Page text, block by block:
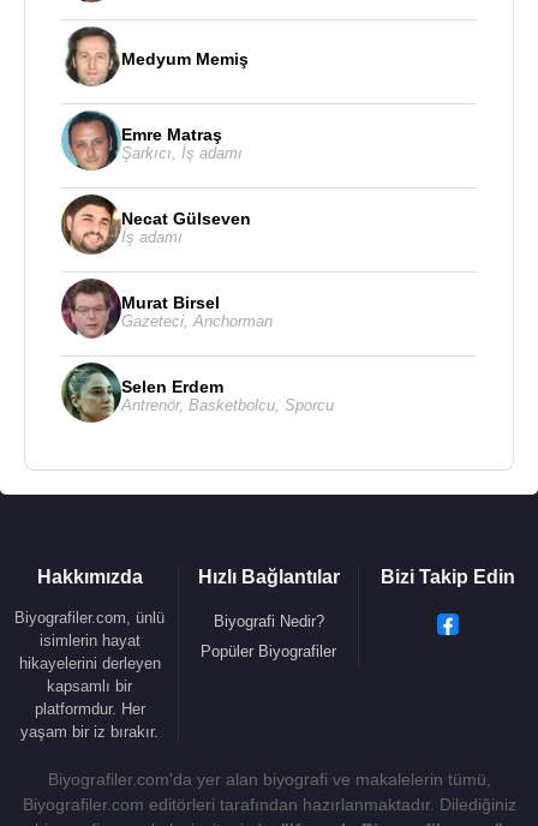
Medyum Memiş
Emre Matraş
Şarkıcı İş adamı
Necat Gülseven
İş adamı
Murat Birsel
Gazeteci Anchorman
Selen Erdem
Antrenör, Basketbolcu Sporcu
Hakkımızda
Biyografiler.com, ünlü
isimlerin hayat
hikayelerini derleyen
kapsamlı bir
platformdur. Her
yaşam bir iz bırakır.
Hızlı Bağlantılar
Biyografi Nedir?
Popüler Biyografiler
Bizi Takip Edin
Biyografiler.com'da yer alan biyografi ve makalelerin tümü,
Biyografiler.com editörleri tarafından hazırlanmaktadır. Dilediğiniz